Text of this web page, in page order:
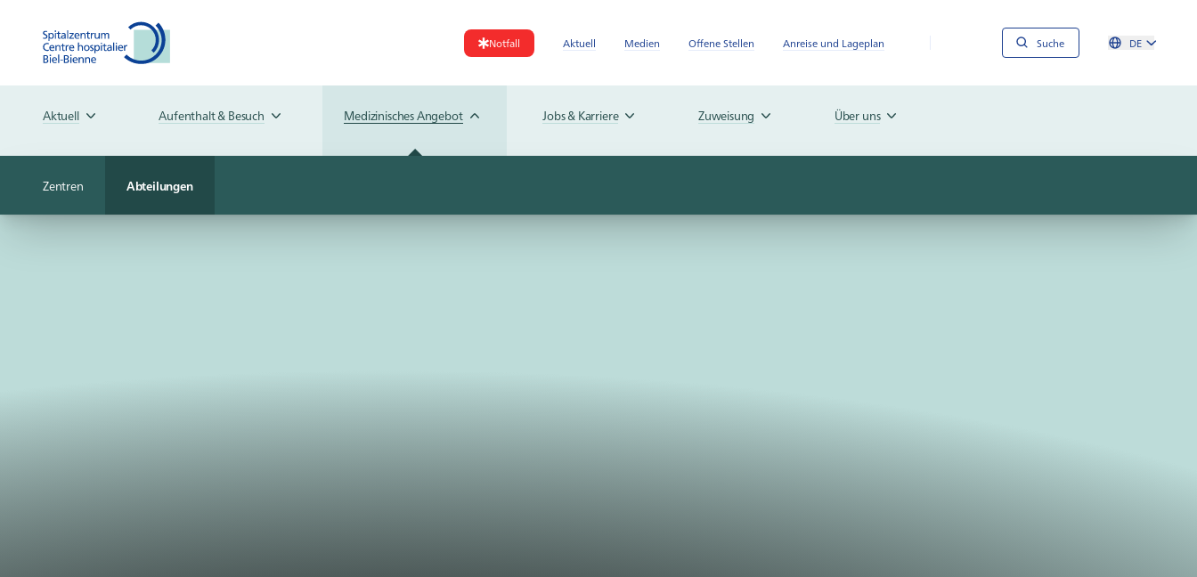
Notfall Aktuell Medien Offene Stellen Anreise und Lageplan Suche DE
Aktuell Aufenthalt & Besuch Medizinisches Angebot
Zentren Abteilungen
Jobs & Karriere Zuweisung Über uns